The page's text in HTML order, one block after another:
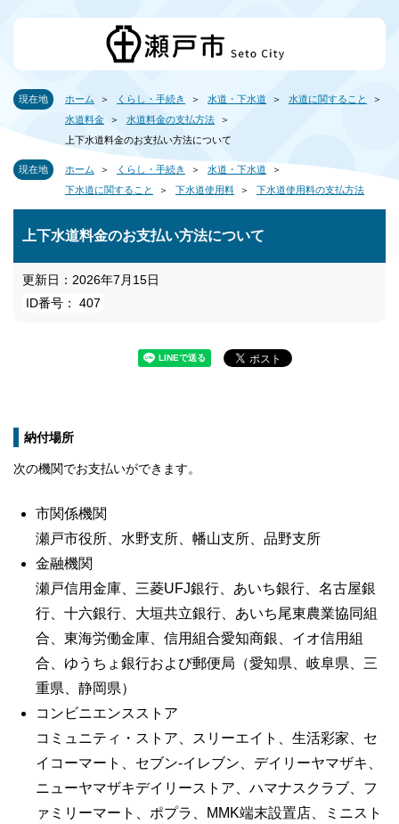
現在地 ホーム くらし・手続き 水道・下水道
水道に関すること
水道料金
水道料金の支払方法
上下水道料金のお支払い方法について
現在地 ホーム くらし・手続き
水道・下水道
下水道に関すること
下水道使用料 下水道使用料の支払方法
上下水道料金のお支払い方法について
更新日：2026年7月15日
ID番号： 407
納付場所
次の機関でお支払いができます。
市関係機関
瀬戸市役所、水野支所、幡山支所、品野支所
金融機関
瀬戸信用金庫、三菱UFJ銀行、あいち銀行、名古屋銀
行、十六銀行、大垣共立銀行、 あいち尾東農業協同組
合、東海労働金庫、信用組合愛知商銀、イオ信用組
合、 ゆうちょ銀行および郵便局（愛知県、岐阜県、三
重県、静岡県）
コンビニエンスストア
コミュニティ・ストア、スリーエイト、生活彩家、セ
イコーマート、セブン‐イレブン、 デイリーヤマザキ、
ニューヤマザキデイリーストア、ハマナスクラブ、フ
ァミリーマート、ポプラ、
MMK端末設置店、ミニスト